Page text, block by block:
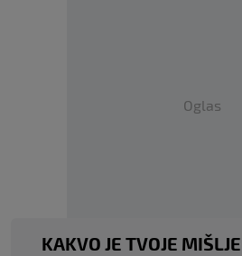
Oglas
KAKVO JE TVOJE